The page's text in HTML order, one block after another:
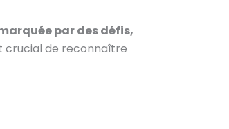
par des défis,
crucial de reconnaître